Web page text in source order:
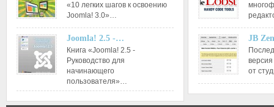
«10 легких шагов к освоению
Joomla! 3.0»…
Joomla! 2.5 -…
Книга «Joomla! 2.5 -
Руководство для
начинающего
пользователя»…
JB
от